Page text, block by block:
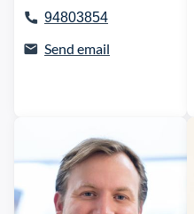
94803854
Send email